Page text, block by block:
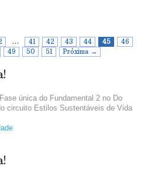
… 41 42 43 44 45
46
49 50 51 Próxima →
única do Fundamental 2 no Do
circuito Estilos Sustentáveis de Vida